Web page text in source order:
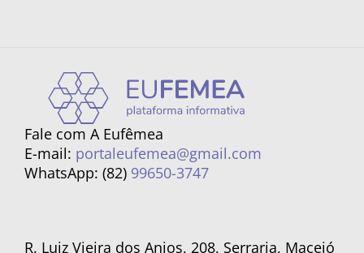
Fale com A Eufêmea
E-mail: portaleufemea@gmail.com
WhatsApp: (82) 99650-3747
R. Luiz Vieira dos Anjos, 208, Serraria, Maceió